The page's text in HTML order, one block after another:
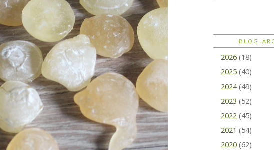
BLOG-
2026 (18)
2025 (40)
2024 (49)
2023 (52)
2022 (45)
2021 (54)
2020 (62)